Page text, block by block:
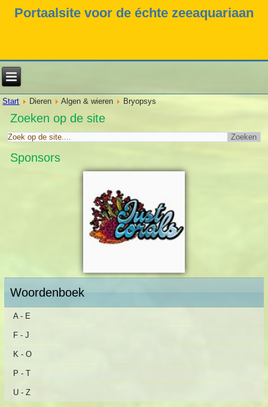
Portaalsite voor de échte zeeaquariaan
Start Dieren Algen & wieren Bryopsys
Zoeken op de site
Sponsors
Woordenboek
A - E
F - J
K - O
P - T
U - Z